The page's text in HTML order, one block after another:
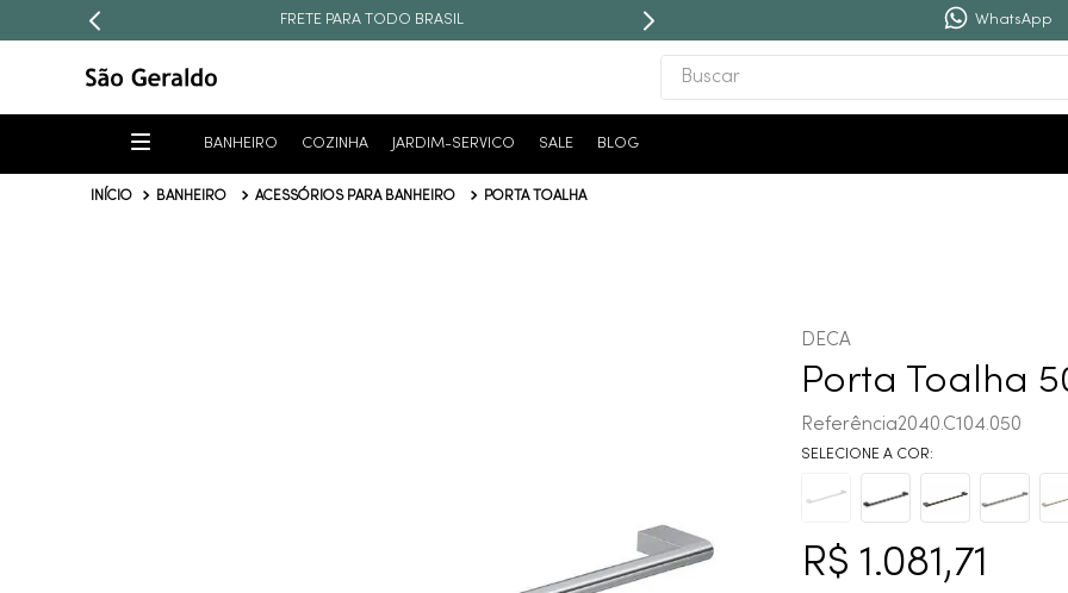
FRETE PARA TODO BRASIL WhatsApp
Buscar
BANHEIRO COZINHA JARDIM-SERVICO SALE BLOG
BANHEIRO ACESSÓRIOS PARA BANHEIRO PORTA TOALHA
DECA
Porta Toalha
Referência2040.C104.050
R$ 1.081,71
cobre escovado
10º grafite escovado